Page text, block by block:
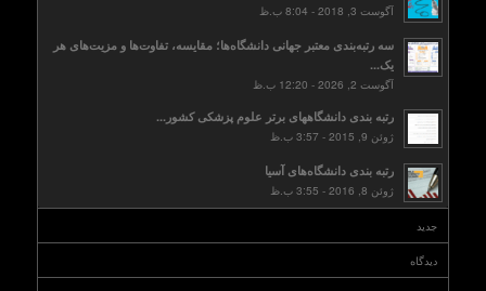
آگوست 3, 2018 - 8:04 ب.ظ
سه رتبه‌بندی معتبر جهانی دانشگاه‌ها؛ مقایسه، تفاوت‌ها و مزیت‌های هر
یک...
آگوست 2, 2026 - 12:20 ب.ظ
رتبه بندی دانشگاههای برتر علوم پزشکی کشور...
ژوئن 9, 2015 - 3:57 ب.ظ
رتبه بندی دانشگاه‌های آسیا
ژوئن 8, 2016 - 3:55 ب.ظ
جدید
دیدگاه